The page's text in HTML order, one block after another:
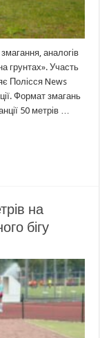
аналогів
грунтах». Участь
Полісся News
Формат змагань
50 метрів …
на
бігу